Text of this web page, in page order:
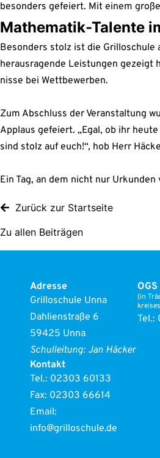
beson­ders gefei­ert. Mit einem
Mathe­ma­tik-Talen­te
Beson­ders stolz ist die Gril­lo­schu­le
her­aus­ra­gen­de Leis­tun­gen gezeigt
nis­se bei Wett­be­wer­ben.
Zum Abschluss der Ver­an­stal­tung
Applaus gefei­ert. „Egal, ob ihr
sind stolz auf euch!“, hob Herr
Ein Tag, an dem nicht nur
Zurück zur Start­sei­te
Zu allen Bei­trä­gen
Adres­se
Gril­lo­schu­le Unna
Dah­li­en­stra­ße 6
59425 Unna
Schul­lei­tung: Jan Häcker
Kon­takt
Tel.: 02303 60133
Fax: 02303 66614
Email:
info@grilloschule.de
OGS
(in
Tel.: